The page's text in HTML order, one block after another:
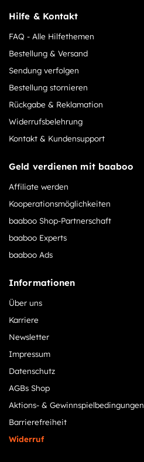
Hilfe & Kontakt
FAQ - Alle Hilfethemen
Bestellung & Versand
Sendung verfolgen
Bestellung stornieren
Rückgabe & Reklamation
Widerrufsbelehrung
Kontakt & Kundensupport
Geld verdienen mit baaboo
Affiliate werden
Kooperationsmöglichkeiten
baaboo Shop-Partnerschaft
baaboo Experts
baaboo Ads
Informationen
Über uns
Karriere
Newsletter
Impressum
Datenschutz
AGBs Shop
Aktions- & Gewinnspielbedingungen
Barrierefreiheit
Widerruf